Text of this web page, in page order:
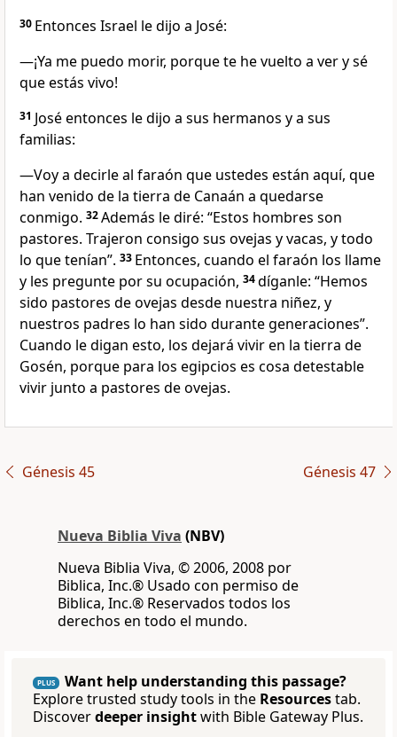
30 Entonces Israel le dijo a José:
―¡Ya me puedo morir, porque te he vuelto a ver y sé
que estás vivo!
31 José entonces le dijo a sus hermanos y a sus
familias:
―Voy a decirle al faraón que ustedes están aquí, que
han venido de la tierra de Canaán a quedarse
conmigo. 32Además le diré: “Estos hombres son
pastores. Trajeron consigo sus ovejas y vacas, y todo
lo que tenían”. 33 Entonces, cuando el faraón los llame
y les pregunte por su ocupación, 34díganle: “Hemos
sido pastores de ovejas desde nuestra niñez, y
nuestros padres lo han sido durante generaciones”.
Cuando le digan esto, los dejará vivir en la tierra de
Gosén, porque para los egipcios es cosa detestable
vivir junto a pastores de ovejas.
Génesis 45 Génesis 47
Nueva Biblia Viva (NBV)
Nueva Biblia Viva, © 2006, 2008 por
Biblica, Inc.® Usado con permiso de
Biblica, Inc.® Reservados todos los
derechos en todo el mundo.
PLUS
Want help understanding this passage?
Explore trusted study tools in the Resourcestab.
Discoverdeeper insightwith Bible Gateway Plus.